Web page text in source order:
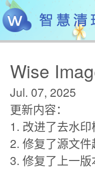
Wise
Jul. 07, 2025
更新内容：
1. 改进了去水印
2. 修复了源文
3. 修复了上一版